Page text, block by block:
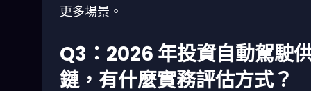
更多場景。
Q3：2026 年投資自動駕駛
鏈，有什麼實務評估方式？